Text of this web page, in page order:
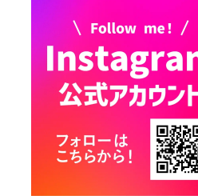
2026年7月28日 令和8年度
京築地区水道企業団職員採用
試験（募集）
2026年7月27日 マイナンバー
カード交付に伴う休日および
平日夜間開庁の案内
2026年7月22日 令和８年度
「こども文化パスポート事